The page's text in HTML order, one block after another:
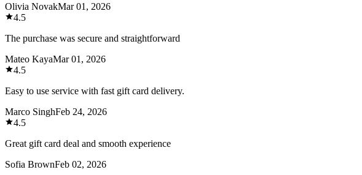
Olivia NovakMar 01, 2026
4.5
The purchase was secure and straightforward
Mateo KayaMar 01, 2026
4.5
Easy to use service with fast gift card delivery.
Marco SinghFeb 24, 2026
4.5
Great gift card deal and smooth experience
Sofia BrownFeb 02, 2026